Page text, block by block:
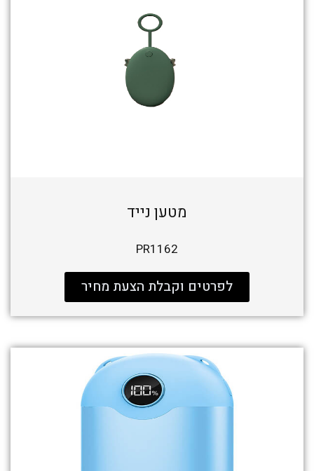
מטען נייד
PR1162
לפרטים וקבלת הצעת מחיר